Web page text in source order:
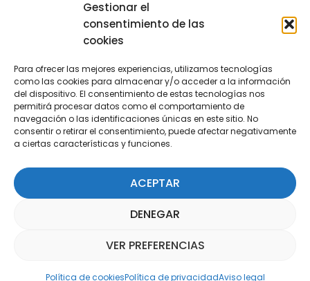
Gestionar el
consentimiento de las
cookies
Para ofrecer las mejores experiencias, utilizamos tecnologías
como las cookies para almacenar y/o acceder a la información
del dispositivo. El consentimiento de estas tecnologías nos
permitirá procesar datos como el comportamiento de
navegación o las identificaciones únicas en este sitio. No
consentir o retirar el consentimiento, puede afectar negativamente
a ciertas características y funciones.
ACEPTAR
DENEGAR
VER PREFERENCIAS
Política de cookiesPolítica de privacidadAviso legal
Encuéntranos
C/Marie Curie, 35